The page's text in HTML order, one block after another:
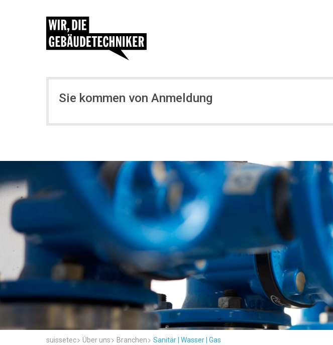
Sie kommen von Anmeldung
suissetec Über uns Branchen Sanitär | Wasser | Gas